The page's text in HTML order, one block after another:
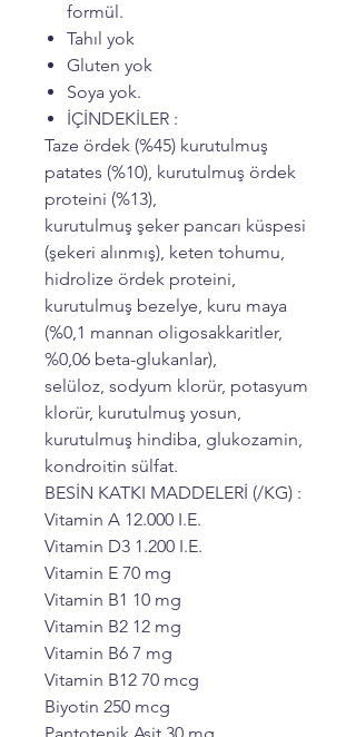
formül.
Tahıl yok
Gluten yok
Soya yok.
İÇİNDEKİLER :
Taze ördek (%45) kurutulmuş
patates (%10), kurutulmuş ördek
proteini (%13),
kurutulmuş şeker pancarı küspesi
(şekeri alınmış), keten tohumu,
hidrolize ördek proteini,
kurutulmuş bezelye, kuru maya
(%0,1 mannan oligosakkaritler,
%0,06 beta-glukanlar),
selüloz, sodyum klorür, potasyum
klorür, kurutulmuş yosun,
kurutulmuş hindiba, glukozamin,
kondroitin sülfat.
BESİN KATKI MADDELERİ (/KG) :
Vitamin A 12.000 I.E.
Vitamin D3 1.200 I.E.
Vitamin E 70 mg
Vitamin B1 10 mg
Vitamin B2 12 mg
Vitamin B6 7 mg
Vitamin B12 70 mcg
Biyotin 250 mcg